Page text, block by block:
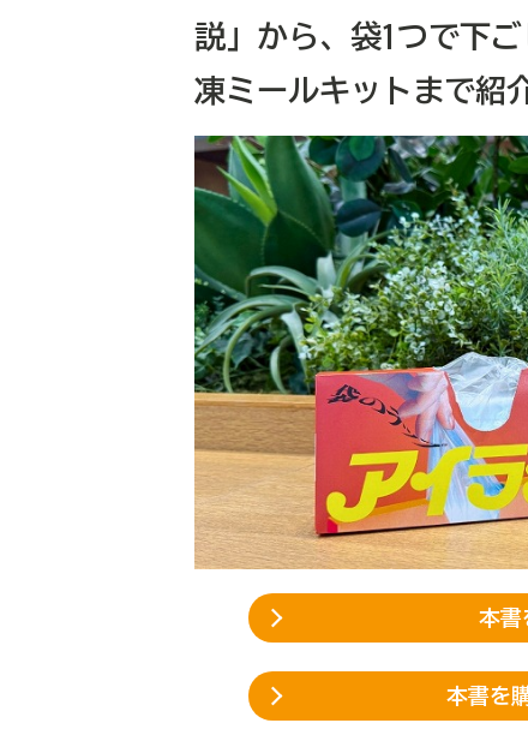
説」から、袋1つで下
凍ミールキットまで紹
本書
本書を